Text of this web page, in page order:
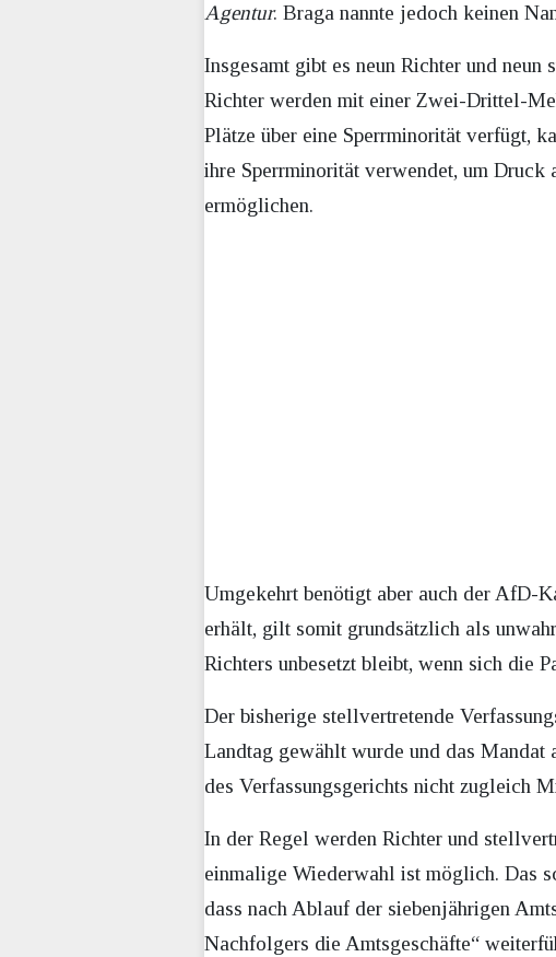
Agentur. Braga nannte jedoch keinen
Insgesamt gibt es neun Richter und
Richter werden mit einer Zwei-Drittel-
Plätze über eine Sperrminorität verfügt,
ihre Sperrminorität verwendet, um Druck
ermöglichen.
Umgekehrt benötigt aber auch der AfD-
erhält, gilt somit grundsätzlich als
Richters unbesetzt bleibt, wenn sich die
Der bisherige stellvertretende
Landtag gewählt wurde und das
des Verfassungsgerichts nicht zugleich
In der Regel werden Richter und
einmalige Wiederwahl ist möglich. Das
dass nach Ablauf der siebenjährigen
Nachfolgers die Amtsgeschäfte“